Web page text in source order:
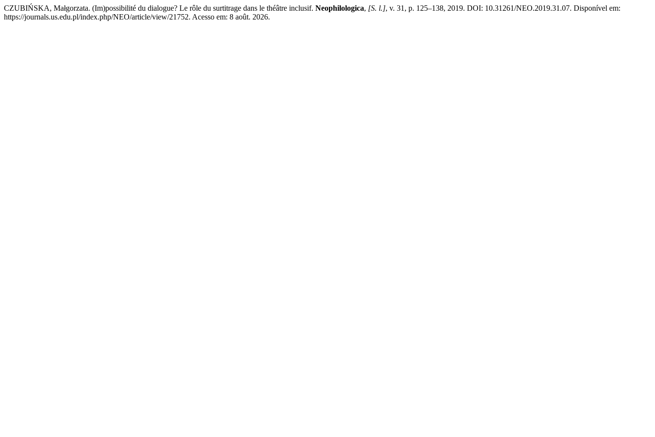
CZUBIŃSKA, Małgorzata. (Im)possibilité du dialogue? Le rôle du surtitrage dans le théâtre inclusif. Neophilologica, [S. l.], v. 31, p. 125–138, 2019. DOI: 10.31261/NEO.2019.31.07. Disponível em:
https://journals.us.edu.pl/index.php/NEO/article/view/21752. Acesso em: 8 août. 2026.